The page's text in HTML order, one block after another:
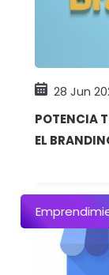
28 Jun
POTENCIA
EL